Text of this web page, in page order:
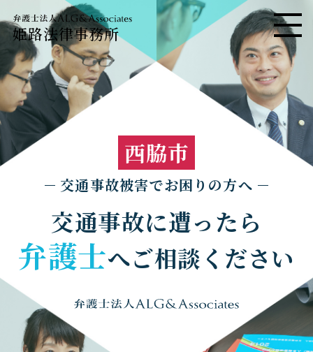
姫路法律事務所 メニ
西脇市
交通事故被害でお困りの方へ
交通事故に遭ったら
弁護士へご相談ください